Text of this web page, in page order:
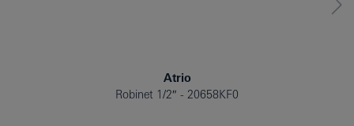
Atrio
Robinet 1/2″
20658KF0